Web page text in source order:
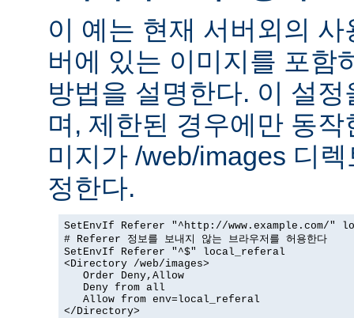
이 예는 현재 서버외의
버에 있는 이미지를 포함
방법을 설명한다. 이 설
며, 제한된 경우에만 동
미지가 /web/images 디
정한다.
SetEnvIf Referer "^http://www.example.com/"
# Referer 정보를 보내지 않는 브라우저를 허용한다
SetEnvIf Referer "^$" local_referal
<Directory /web/images>
   Order Deny,Allow
   Deny from all
   Allow from env=local_referal
</Directory>